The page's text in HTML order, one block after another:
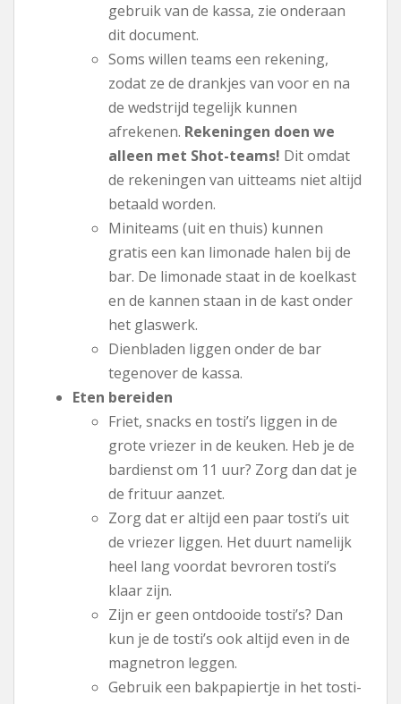
gebruik van de kassa, zie onderaan
dit document.
Soms willen teams een rekening,
zodat ze de drankjes van voor en na
de wedstrijd tegelijk kunnen
afrekenen. Rekeningen doen we
alleen met Shot-teams! Dit omdat
de rekeningen van uitteams niet altijd
betaald worden.
Miniteams (uit en thuis) kunnen
gratis een kan limonade halen bij de
bar. De limonade staat in de koelkast
en de kannen staan in de kast onder
het glaswerk.
Dienbladen liggen onder de bar
tegenover de kassa.
Eten bereiden
Friet, snacks en tosti’s liggen in de
grote vriezer in de keuken. Heb je de
bardienst om 11 uur? Zorg dan dat je
de frituur aanzet.
Zorg dat er altijd een paar tosti’s uit
de vriezer liggen. Het duurt namelijk
heel lang voordat bevroren tosti’s
klaar zijn.
Zijn er geen ontdooide tosti’s? Dan
kun je de tosti’s ook altijd even in de
magnetron leggen.
Gebruik een bakpapiertje in het tosti-